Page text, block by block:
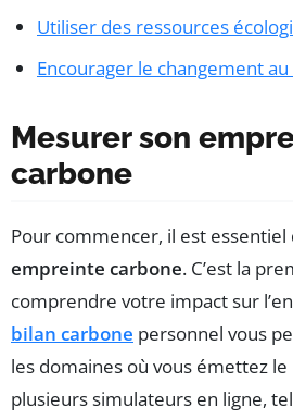
Utiliser des ressources
Encourager le changement
Mesurer son
carbone
Pour commencer, il est essentiel
empreinte carbone. C’est la
comprendre votre impact sur
bilan carbone personnel vous
les domaines où vous émettez le
plusieurs simulateurs en ligne,